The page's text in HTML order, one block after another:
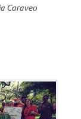
Caraveo